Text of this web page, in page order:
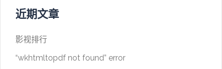
近期文章
影视排行
“wkhtmltopdf not found” error